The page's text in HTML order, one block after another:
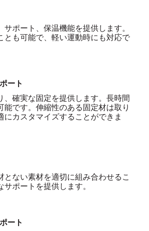
ポート、保温機能を提供します。
とも可能で、軽い運動時にも対応で
ート
、確実な固定を提供します。長時間
能です。伸縮性のある固定材は取り
にカスタマイズすることができま
とない素材を適切に組み合わせるこ
ポートを提供します。
ート